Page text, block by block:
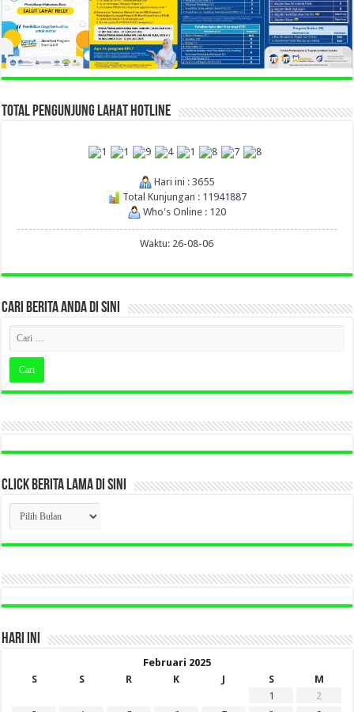
TOTAL PENGUNJUNG LAHAT HOTLINE
Hari ini : 3655
Total Kunjungan : 11941887
Who's Online : 120
Waktu: 26-08-06
CARI BERITA ANDA DI SINI
CLICK BERITA LAMA DI SINI
CLICK
BERITA
LAMA
DI
HARI INI
Februari 2025
S
S R K J S
M
1
2